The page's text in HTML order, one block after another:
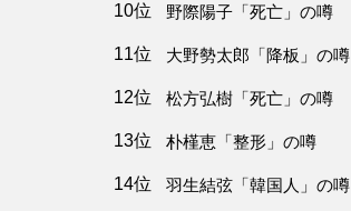
10位 野際陽子「死亡」の噂
11位 大野勢太郎「降板」の噂
12位 松方弘樹「死亡」の噂
13位 朴槿恵「整形」の噂
14位 羽生結弦「韓国人」の噂